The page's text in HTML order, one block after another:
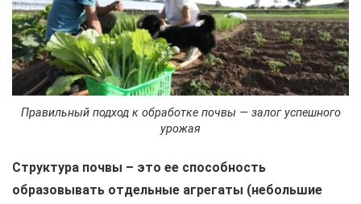
Правильный подход к обработке почвы — залог успешного
урожая
Структура почвы – это ее способность
образовывать отдельные агрегаты (небольшие